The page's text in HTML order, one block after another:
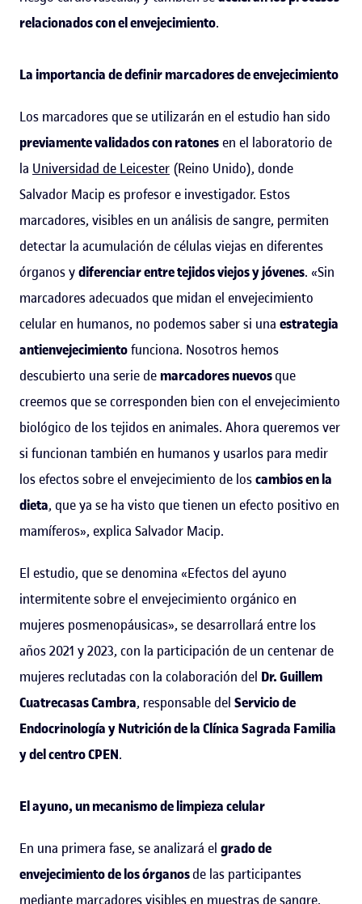
relacionados con el envejecimiento.
La importancia de definir marcadores de envejecimiento
Los marcadores que se utilizarán en el estudio han sido
previamente validados con ratonesen el laboratorio de
la Universidad de Leicester (Reino Unido), donde
Salvador Macip es profesor e investigador. Estos
marcadores, visibles en un análisis de sangre, permiten
detectar la acumulación de células viejas en diferentes
órganos ydiferenciar entre tejidos viejos y jóvenes. «Sin
marcadores adecuados que midan el envejecimiento
celular en humanos, no podemos saber si una estrategia
antienvejecimientofunciona. Nosotros hemos
descubierto una serie de marcadores nuevosque
creemos que se corresponden bien con el envejecimiento
biológico de los tejidos en animales. Ahora queremos ver
si funcionan también en humanos y usarlos para medir
los efectos sobre el envejecimiento de loscambios en la
dieta, que ya se ha visto que tienen un efecto positivo en
mamíferos», explica Salvador Macip.
El estudio, que se denomina «Efectos del ayuno
intermitente sobre el envejecimiento orgánico en
mujeres posmenopáusicas», se desarrollará entre los
años 2021 y 2023, con la participación de un centenar de
mujeres reclutadas con la colaboración del Dr. Guillem
Cuatrecasas Cambra, responsable del Servicio de
Endocrinología y Nutrición de la Clínica Sagrada Familia
y del centro CPEN.
El ayuno, un mecanismo de limpieza celular
En una primera fase, se analizará el grado de
envejecimiento de los órganosde las participantes
mediante marcadores visibles en muestras de sangre.